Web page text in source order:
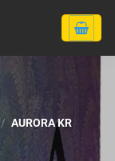
/ AURORA KR